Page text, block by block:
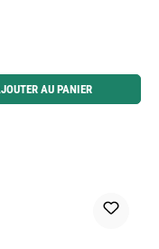
les boutons pour augmenter ou
AU PANIER